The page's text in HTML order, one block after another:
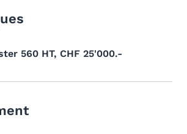
560 HT, CHF 25'000.-